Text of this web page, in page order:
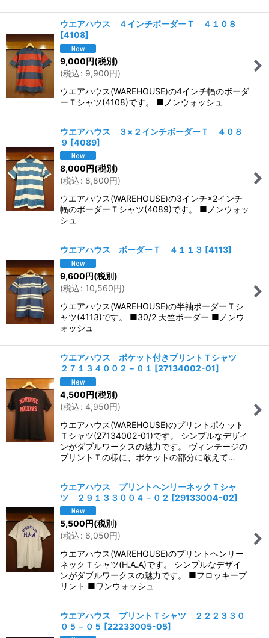
ウエアハウス ４インチボーダーＴ ４１０８
[4108]
9,000円(税別)
(税込: 9,900円)
ウエアハウス(WAREHOUSE)の4インチ幅のボーダ
ーＴシャツ(4108)です。 ■ノンウォッシュ
ウエアハウス ３×２インチボーダーＴ ４０８
９ [4089]
8,000円(税別)
(税込: 8,800円)
ウエアハウス(WAREHOUSE)の3インチ×2インチ
幅のボーダーＴシャツ(4089)です。 ■ノンウォッ
シュ
ウエアハウス ボーダーＴ ４１１３ [4113]
9,600円(税別)
(税込: 10,560円)
ウエアハウス(WAREHOUSE)の半袖ボーダーＴシ
ャツ(4113)です。 ■30/2 天竺ボーダー ■ノンウ
ォッシュ
ウエアハウス ポケット付きプリントＴシャツ
２７１３４００２－０１ [27134002-01]
4,500円(税別)
(税込: 4,950円)
ウエアハウス(WAREHOUSE)のプリントポケット
Ｔシャツ(27134002-01)です。 シンプルなデザイ
ンがダブルワークスの魅力です。 ヴィンテージの
プリントＴの様に、ポケットの部分に敢えて…
ウエアハウス プリントヘンリーネックＴシャ
ツ ２９１３３００４－０２ [29133004-02]
5,500円(税別)
(税込: 6,050円)
ウエアハウス(WAREHOUSE)のプリントヘンリー
ネックＴシャツ(H.A.A)です。 シンプルなデザイ
ンがダブルワークスの魅力です。 ■フロッキープ
リント ■ワンウォッシュ
ウエアハウス プリントＴシャツ ２２２３３０
０５－０５ [22233005-05]